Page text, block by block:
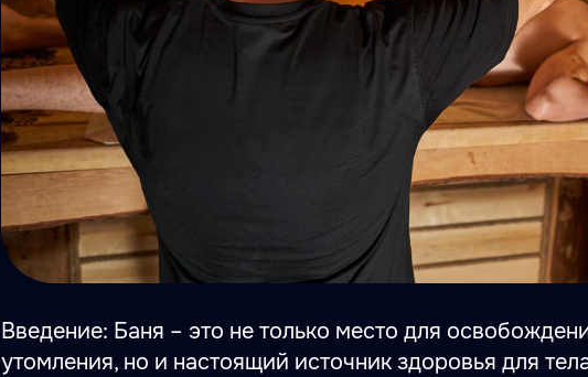
Введение: Баня – это не только место для
утомления, но и настоящий источник здоровья для